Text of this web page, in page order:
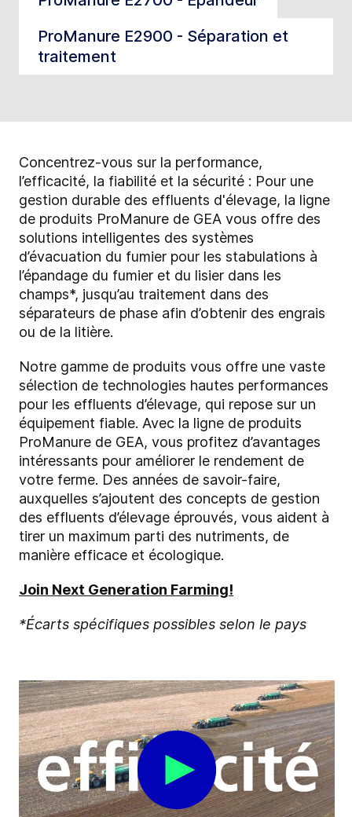
ProManure E2900 - Séparation et
traitement
Concentrez-vous sur la performance,
l’efficacité, la fiabilité et la sécurité : Pour une
gestion durable des effluents d'élevage, la ligne
de produits ProManure de GEA vous offre des
solutions intelligentes des systèmes
d’évacuation du fumier pour les stabulations à
l’épandage du fumier et du lisier dans les
champs*, jusqu’au traitement dans des
séparateurs de phase afin d’obtenir des engrais
ou de la litière.
Notre gamme de produits vous offre une vaste
sélection de technologies hautes performances
pour les effluents d’élevage, qui repose sur un
équipement fiable. Avec la ligne de produits
ProManure de GEA, vous profitez d’avantages
intéressants pour améliorer le rendement de
votre ferme. Des années de savoir-faire,
auxquelles s’ajoutent des concepts de gestion
des effluents d’élevage éprouvés, vous aident à
tirer un maximum parti des nutriments, de
manière efficace et écologique.
Join Next Generation Farming!
*Écarts spécifiques possibles selon le pays